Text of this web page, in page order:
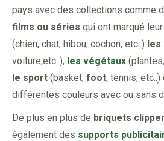
pays avec des collections comme
films ou séries qui ont marqué
(chien, chat, hibou, cochon, etc..) les
voiture,etc..), les végétaux
le sport (basket, foot, tennis,
différentes couleurs avec ou sans
De plus en plus de briquets
également des supports